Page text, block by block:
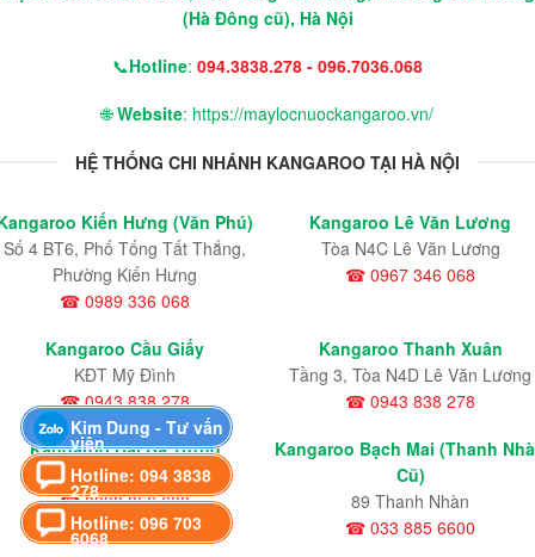
(Hà Đông cũ), Hà Nội
📞Hotline: 094.3838.278 - 096.7036.068
🌐Website: https://maylocnuockangaroo.vn/
HỆ THỐNG CHI NHÁNH KANGAROO TẠI HÀ NỘI
Kiến Hưng (Văn Phú)
Số 4 BT6, Phố Tống Tất Thắng,
Phường Kiến Hưng
☎ 0989 336 068
Kangaroo Lê Văn Lương
Tòa N4C Lê Văn Lương
☎ 0967 346 068
Kangaroo Cầu Giấy
KĐT Mỹ Đình
☎ 0943 838 278
Kangaroo Thanh Xuân
Tầng 3, Tòa N4D Lê Văn Lương
☎ 0943 838 278
Kangaroo Hai Bà Trưng
Đại Cồ Việt
☎ 0338 856 600
Kangaroo Bạch Mai (Thanh
Cũ)
89 Thanh Nhàn
☎ 033 885 6600
Kim Dung - Tư vấn
viên
Hotline: 094 3838
278
Hotline: 096 703
6068